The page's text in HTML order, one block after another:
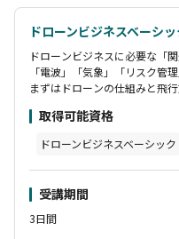
ドローンビジネスベーシッ
ドローンビジネスに必要な「
「電波」「気象」「リスク管
まずはドローンの仕組みと飛
※本コース修了で「国家資格講
取得可能資格
ドローンビジネスベーシック
受講期間
3日間